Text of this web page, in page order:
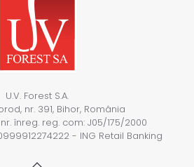
U.V. Forest S.A.
nr. 391, Bihor, România
înreg. reg. com: J05/175/2000
- ING Retail Banking